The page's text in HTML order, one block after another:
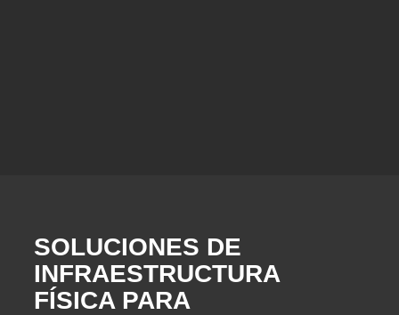
SOLUCIONES DE
INFRAESTRUCTURA
FÍSICA PARA